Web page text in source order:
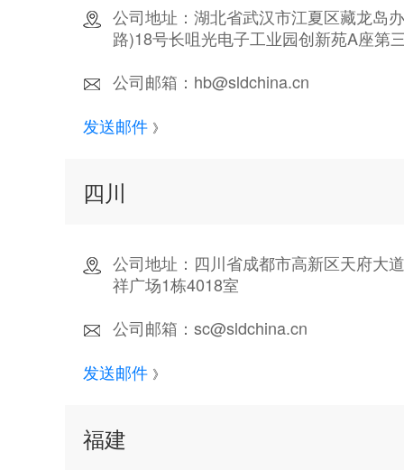
公司地址：湖北省武汉市江夏区藏龙岛
路)18号长咀光电子工业园创新苑A座第
公司邮箱：hb@sldchina.cn
发送邮件 》
四川
公司地址：四川省成都市高新区天府大
祥广场1栋4018室
公司邮箱：sc@sldchina.cn
发送邮件 》
福建